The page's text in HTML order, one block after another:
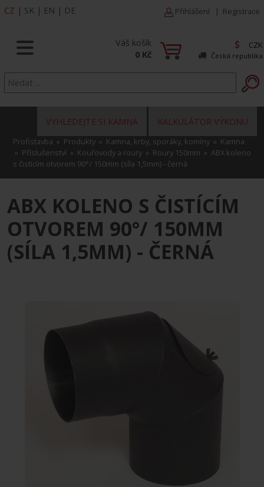
CZ | SK | EN | DE Přihlášení | Registrace
Váš košík
0 Kč
CZK
Česká republika
KALKULÁTOR VÝKONU
VYHLEDEJTE SI KAMNA
Profistavba » Produkty » Kamna, krby, sporáky, komíny » Kamna
» Příslušenství » Kouřovody a roury » Roury 150mm » ABX koleno
s čistícím otvorem 90°/ 150mm (síla 1,5mm) - černá
ABX KOLENO S ČISTÍCÍM
OTVOREM 90°/ 150MM
(SÍLA 1,5MM) - ČERNÁ